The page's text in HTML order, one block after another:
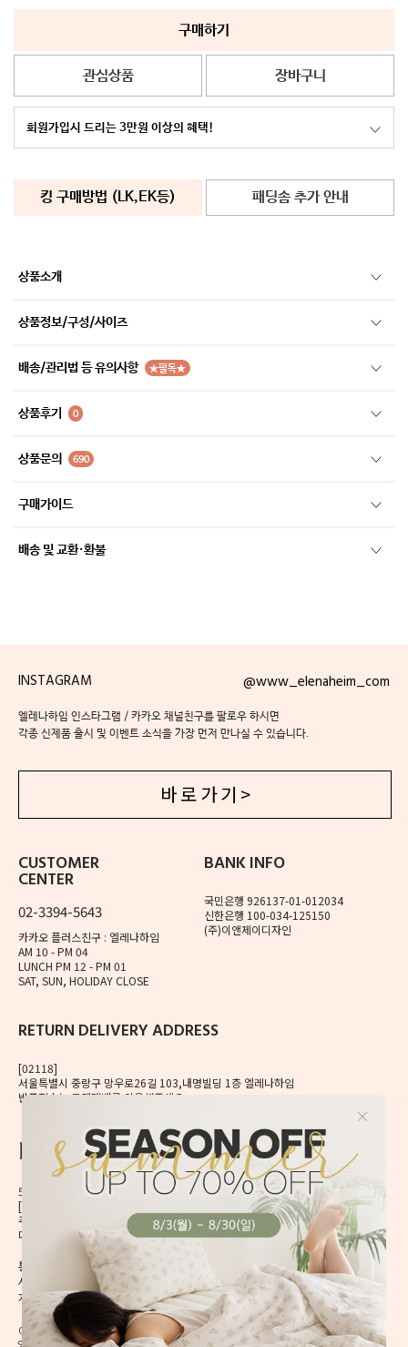
구매하기
관심상품 장바구니
회원가입시 드리는 3만원 이상의 혜택!
킹 구매방법 (LK,EK등) 패딩솜 추가 안내
상품소개
상품정보/구성/사이즈
배송/관리법 등 유의사항 ★필독★
상품후기 0
상품문의 690
구매가이드
배송 및 교환·환불
INSTAGRAM @www_elenaheim_com
엘레나하임 인스타그램 / 카카오 채널친구를 팔로우 하시면
각종 신제품 출시 및 이벤트 소식을 가장 먼저 만나실 수 있습니다.
바 로 가 기 >
CUSTOMER
CENTER
02-3394-5643
카카오 플러스친구 : 엘레나하임
AM 10 - PM 04
LUNCH PM 12 - PM 01
SAT, SUN, HOLIDAY CLOSE
BANK INFO
국민은행 926137-01-012034
신한은행 100-034-125150
(주)이앤제이디자인
RETURN DELIVERY ADDRESS
[02118]
서울특별시 중랑구 망우로26길 103,내명빌딩 1층 엘레나하임
반품접수는 로젠택배를 이용해주세요.
56, Mangu-ro, Dongdaemun-gu, Seoul, Korea
[02496] 서울시 동대문구 망우로 56 이앤제이빌딩 6층
주식회사 이앤제이디자인
대표자 이재혁, 이예은
통신판매신고번호 2020-서울동대문-0224호
[CHECK]
사업자등록번호 413-86-01738
개인정보관리책임자 이예은,enjdesign@naver.com
COPYRIGHT @ ELENAHEIM. ALL RIGHT RESERVED.